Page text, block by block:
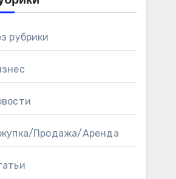
рубрики
Продажа/Аренда